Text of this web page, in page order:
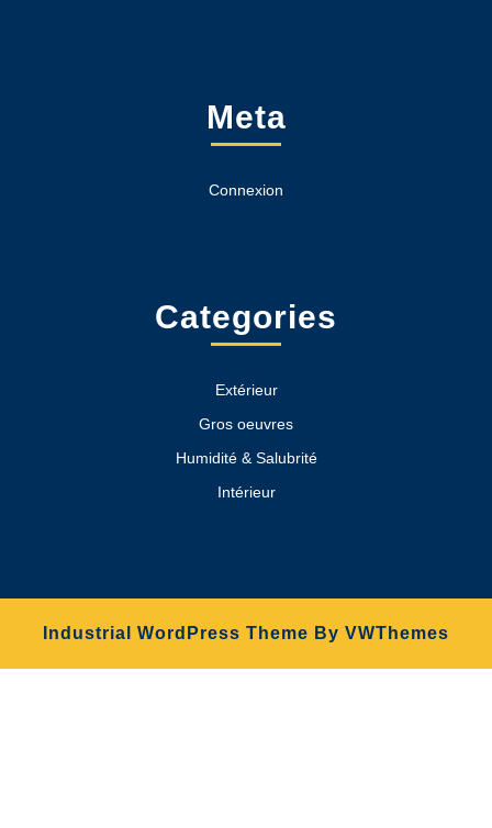
Meta
Connexion
Categories
Extérieur
Gros oeuvres
Humidité & Salubrité
Intérieur
Industrial WordPress Theme By VWThemes